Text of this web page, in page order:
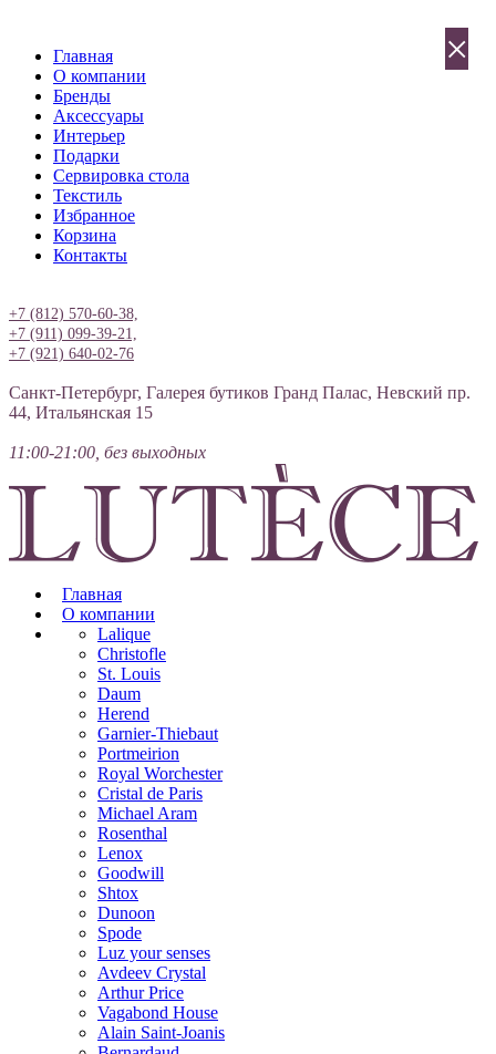
Главная
О компании
Бренды
Аксессуары
Интерьер
Подарки
Сервировка стола
Текстиль
Избранное
Корзина
Контакты
+7 (812) 570-60-38,
+7 (911) 099-39-21,
+7 (921) 640-02-76
Санкт-Петербург, Галерея бутиков Гранд Палас, Невский пр.
44, Итальянская 15
11:00-21:00, без выходных
Главная
О компании
Lalique
Christofle
St. Louis
Daum
Herend
Garnier-Thiebaut
Portmeirion
Royal Worchester
Cristal de Paris
Michael Aram
Rosenthal
Lenox
Goodwill
Shtox
Dunoon
Spode
Luz your senses
Avdeev Crystal
Arthur Price
Vagabond House
Alain Saint-Joanis
×